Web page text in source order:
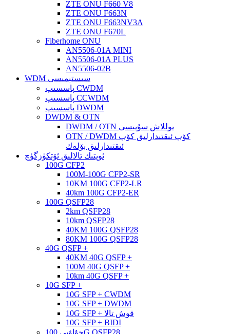
ZTE ONU F660 V8
ZTE ONU F663N
ZTE ONU F663NV3A
ZTE ONU F670L
Fiberhome ONU
AN5506-01A MINI
AN5506-01A PLUS
AN5506-02B
WDM سىستېمىسى
پاسسىپ CWDM
پاسسىپ CCWDM
پاسسىپ DWDM
DWDM & OTN
DWDM / OTN يوللاش سۇپىسى
OTN / DWDM كۆپ ئىقتىدارلىق كۆپ
ئىقتىدارلىق بۆلەك
ئوپتىك تالالىق ئۆتكۈزگۈچ
100G CFP2
100M-100G CFP2-SR
10KM 100G CFP2-LR
40km 100G CFP2-ER
100G QSFP28
2km QSFP28
10km QSFP28
40KM 100G QSFP28
80KM 100G QSFP28
40G QSFP +
40KM 40G QSFP +
100M 40G QSFP +
10km 40G QSFP +
10G SFP +
10G SFP + CWDM
10G SFP + DWDM
10G SFP + قوش تالا
10G SFP + BIDI
خۇاۋېي 100G QSFP28